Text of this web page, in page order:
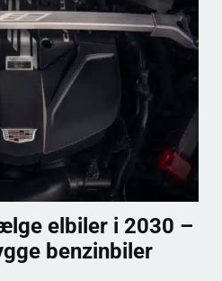
elbiler i 2030 –
benzinbiler